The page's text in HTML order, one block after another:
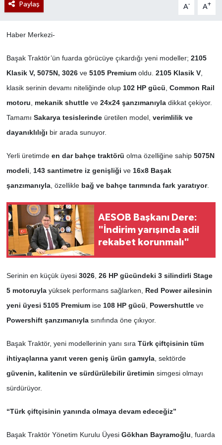
Paylaş A- A+
Haber Merkezi-
Başak Traktör’ün fuarda görücüye çıkardığı yeni modeller; 2105
Klasik V, 5075N, 3026ve 5105 Premiumoldu. 2105 Klasik V,
klasik serinin devamı niteliğinde olup 102 HP gücü, Common Rail
motoru, mekanik shuttleve 24x24 şanzımanıyladikkat çekiyor.
Tamamı Sakarya tesislerindeüretilen model, verimlilik ve
dayanıklılığı bir arada sunuyor.
Yerli üretimde en dar bahçe traktörü olma özelliğine sahip 5075N
modeli, 143 santimetre iz genişliği ve 16x8 Başak
şanzımanıyla, özellikle bağ ve bahçe tarımında fark yaratıyor.
AESOB Başkanı Dere:
"İndirim yarışında adil
rekabet korunmalı"
Serinin en küçük üyesi 3026, 26 HP gücündeki 3 silindirli Stage
5 motoruylayüksek performans sağlarken, Red Power ailesinin
yeni üyesi 5105 Premiumise 108 HP gücü, Powershuttleve
Powershift şanzımanıylasınıfında öne çıkıyor.
Başak Traktör, yeni modellerinin yanı sıra Türk çiftçisinin tüm
ihtiyaçlarına yanıt veren geniş ürün gamıyla, sektörde
güvenin, kalitenin ve sürdürülebilir üretimin simgesi olmayı
sürdürüyor.
“Türk çiftçisinin yanında olmaya devam edeceğiz”
Başak Traktör Yönetim Kurulu Üyesi Gökhan Bayramoğlu, fuarda